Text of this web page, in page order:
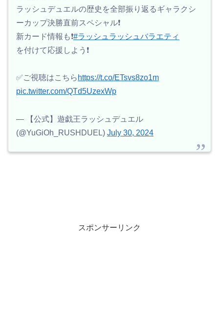
ラッシュデュエルの歴史を全部振り返るギャラクシ
ーカップ決勝直前スペシャル❗️
新カード情報も❗️#ラッシュラッシュバラエティ
を付けて応援しよう❗️
✅ご視聴はこちら https://t.co/ETsvs8zo1m
pic.twitter.com/QTd5UzexWp
— 【公式】遊戯王ラッシュデュエル
(@YuGiOh_RUSHDUEL) July 30, 2024
スポンサーリンク